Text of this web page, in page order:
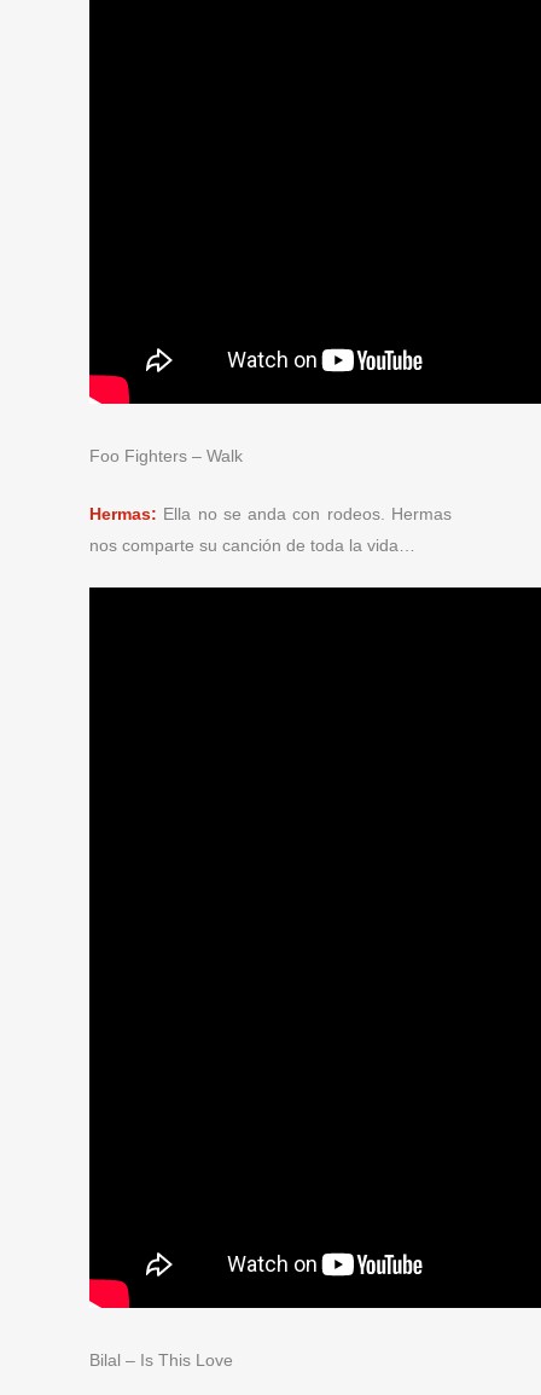
Foo Fighters – Walk
Hermas: Ella no se anda con rodeos. Hermas
nos comparte su canción de toda la vida…
Bilal – Is This Love